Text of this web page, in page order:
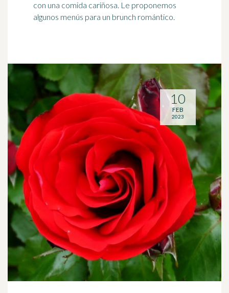
con una comida cariñosa. Le proponemos
algunos menús para un brunch romántico.
10
FEB
2023